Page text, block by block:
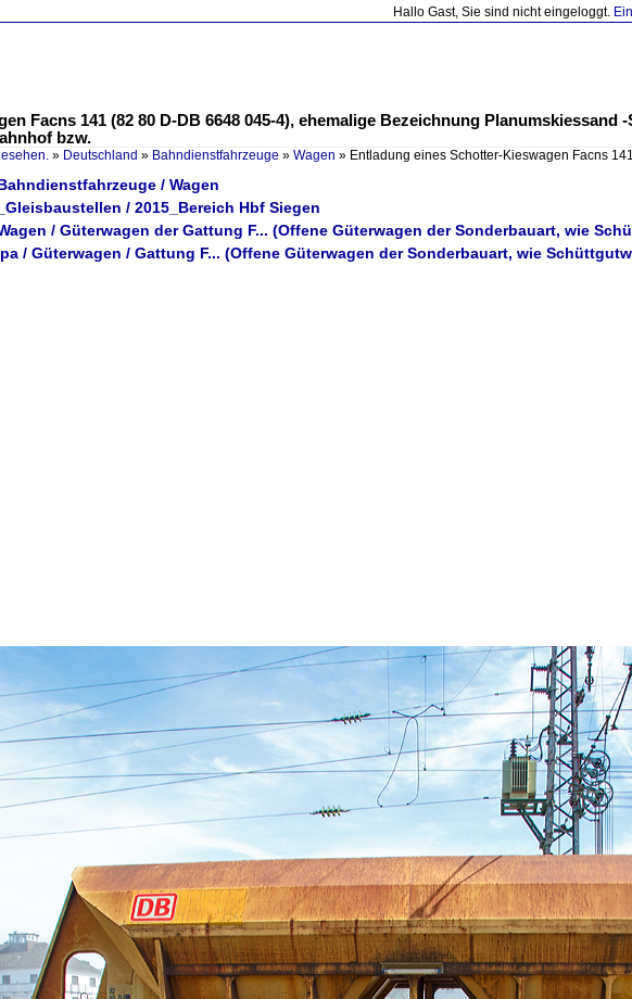
Hallo Gast, Sie sind nicht eingeloggt.
Facns 141 (82 80 D-DB 6648 045-4), ehemalige Bezeichnung Planumskiessand
bzw.
» Deutschland » Bahndienstfahrzeuge » Wagen » Entladung eines Schotter-Kieswagen Facns
/ Wagen
/ 2015_Bereich Hbf Siegen
/ Güterwagen der Gattung F... (Offene Güterwagen der Sonderbauart, wie
/ Güterwagen / Gattung F... (Offene Güterwagen der Sonderbauart, wie